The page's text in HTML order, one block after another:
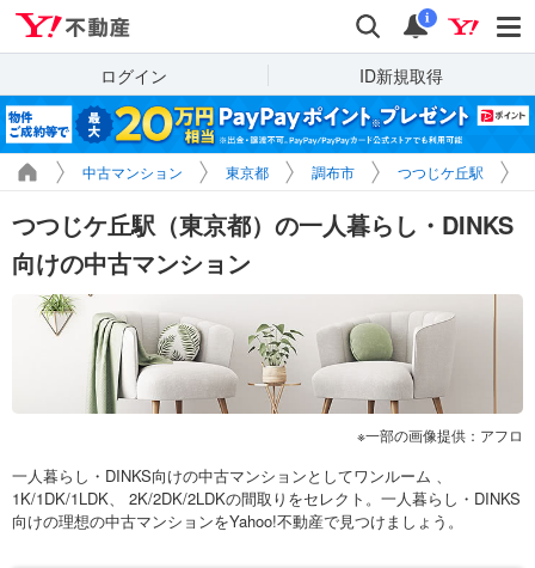
検索 通知
i
ログイン ID新規取得
中古マンション 東京都 調布市 つつじケ丘駅
つつじケ丘駅（東京都）の一人暮らし・DINKS
向けの中古マンション
一部の画像提供：アフロ
一人暮らし・DINKS向けの中古マンションとしてワンルーム 、
1K/1DK/1LDK、 2K/2DK/2LDKの間取りをセレクト。一人暮らし・DINKS
向けの理想の中古マンションをYahoo!不動産で見つけましょう。